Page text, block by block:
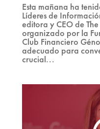
Esta mañana ha
Líderes de
editora y CEO de
organizado por la
Club Financiero
adecuado para
crucial...